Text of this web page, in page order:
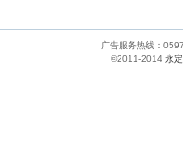
广告服务热线：
©2011-2014 永